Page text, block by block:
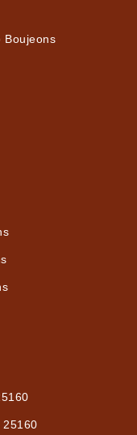
Boujeons
25160